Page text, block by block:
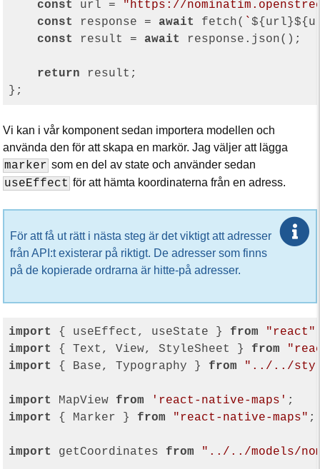
const
url =
"https://
const
response = await fetch( `${url}
const
result = await response.json();
return result;
Vi kan i vår komponent sedan importera modellen och
använda den för att skapa en markör. Jag väljer att lägga
marker som en del av state och använder sedan
useEffect för att hämta koordinaterna från en adress.
För att få ut rätt i nästa steg är det viktigt att adresser
från API:t existerar på riktigt. De adresser som finns
på de kopierade ordrarna är hitte-på adresser.
import { useEffect, useState } from
"react"
import
{ Text, View, StyleSheet } from
import
{ Base, Typography } from "../../
import MapView from 'react-native-maps'
import
{ Marker } from "react-native-maps" ;
import getCoordinates from "../../models/